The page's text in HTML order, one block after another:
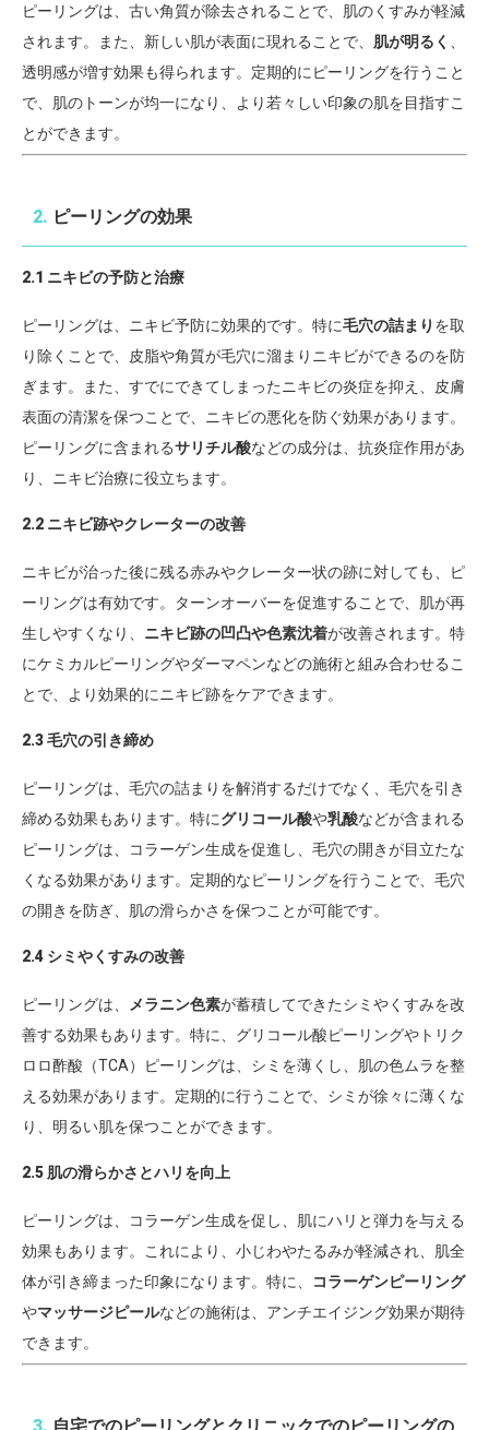
ピーリングは、古い角質が除去されることで、肌のくすみが軽減
されます。また、新しい肌が表面に現れることで、 肌が明るく
透明感が増す効果も得られます。定期的にピーリングを行うこと
で、肌のトーンが均一になり、より若々しい印象の肌を目指すこ
とができます。
2. ピーリングの効果
2.1 ニキビの予防と治療
ピーリングは、ニキビ予防に効果的です。特に毛穴の詰まり を取
り除くことで、皮脂や角質が毛穴に溜まりニキビができるのを防
ぎます。また、すでにできてしまったニキビの炎症を抑え、皮膚
表面の清潔を保つことで、ニキビの悪化を防ぐ効果があります。
ピーリングに含まれるサリチル酸などの成分は、抗炎症作用があ
り、ニキビ治療に役立ちます。
2.2 ニキビ跡やクレーターの改善
ニキビが治った後に残る赤みやクレーター状の跡に対しても、ピ
ーリングは有効です。ターンオーバーを促進することで、肌が再
生しやすくなり、 ニキビ跡の凹凸や色素沈着が改善されます。特
にケミカルピーリングやダーマペンなどの施術と組み合わせるこ
とで、より効果的にニキビ跡をケアできます。
2.3 毛穴の引き締め
ピーリングは、毛穴の詰まりを解消するだけでなく、毛穴を引き
締める効果もあります。特にグリコール酸や乳酸などが含まれる
ピーリングは、コラーゲン生成を促進し、毛穴の開きが目立たな
くなる効果があります。定期的なピーリングを行うことで、毛穴
の開きを防ぎ、肌の滑らかさを保つことが可能です。
2.4 シミやくすみの改善
ピーリングは、 メラニン色素が蓄積してできたシミやくすみを改
善する効果もあります。特に、グリコール酸ピーリングやトリク
ロロ酢酸（TCA）ピーリングは、シミを薄くし、肌の色ムラを整
える効果があります。定期的に行うことで、シミが徐々に薄くな
り、明るい肌を保つことができます。
2.5 肌の滑らかさとハリを向上
ピーリングは、コラーゲン生成を促し、肌にハリと弾力を与える
効果もあります。これにより、小じわやたるみが軽減され、肌全
体が引き締まった印象になります。特に、
コラーゲンピーリング
やマッサージピールなどの施術は、アンチエイジング効果が期待
できます。